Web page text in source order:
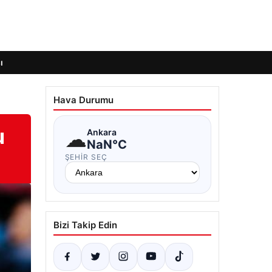
Hava Durumu
☁Ankara
NaN°C
ŞEHIR SEÇ
Bizi Takip Edin